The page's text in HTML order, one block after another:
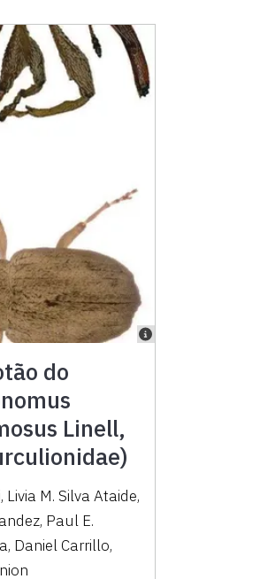
do
Linell,
, Livia M. Silva Ataide,
, Paul E.
, Daniel Carrillo,